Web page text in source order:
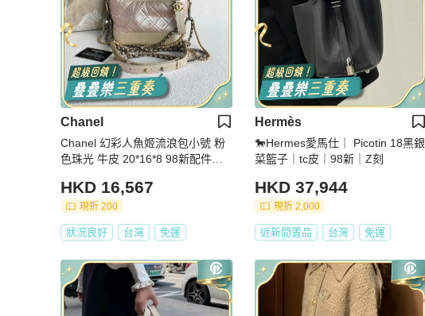
Chanel
Chanel 幻彩人魚姬流浪包小號 粉
色珠光 牛皮 20*16*8 98新配件塵
HKD 16,567
現折 200
狀況良好 台灣 免運
Hermès
🐎Hermes愛馬仕｜ Picotin 18黑銀
菜籃子｜tc皮｜98新｜Z刻
HKD 37,944
現折 2,000
近新閒置品 台灣 免運